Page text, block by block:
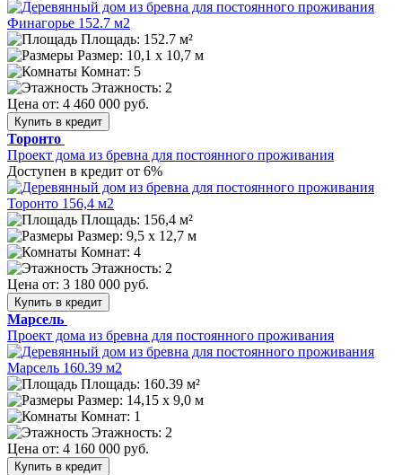
Площадь: 152.7 м²
Размер: 10,1 х 10,7 м
Комнат: 5
Этажность: 2
Цена от: 4 460 000 руб.
Купить в кредит
Торонто
Проект дома из бревна для постоянного проживания
Доступен в кредит от 6%
Площадь: 156,4 м²
Размер: 9,5 х 12,7 м
Комнат: 4
Этажность: 2
Цена от: 3 180 000 руб.
Купить в кредит
Марсель
Проект дома из бревна для постоянного проживания
Площадь: 160.39 м²
Размер: 14,15 х 9,0 м
Комнат: 1
Этажность: 2
Цена от: 4 160 000 руб.
Купить в кредит